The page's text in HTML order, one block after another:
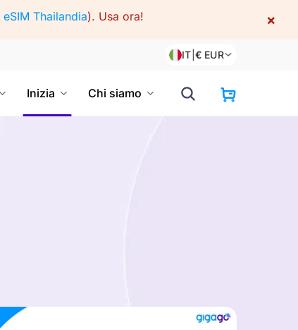
eSIM Thailandia). Usa ora! ×
IT |€ EUR
Inizia Chi siamo